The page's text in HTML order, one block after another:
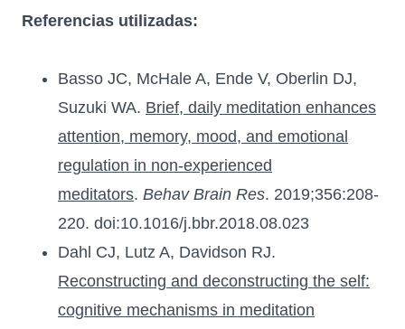
Referencias utilizadas:
Basso JC, McHale A, Ende V, Oberlin DJ,
Suzuki WA. Brief, daily meditation enhances
attention, memory, mood, and emotional
regulation in non-experienced
meditators. Behav Brain Res. 2019;356:208-
220. doi:10.1016/j.bbr.2018.08.023
Dahl CJ, Lutz A, Davidson RJ.
Reconstructing and deconstructing the self:
cognitive mechanisms in meditation